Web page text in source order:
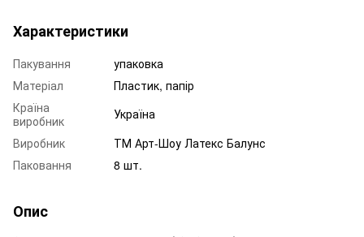
Характеристики
Пакування
упаковка
Матеріал
Пластик, папір
Країна
виробник
Україна
Виробник
ТМ Арт-Шоу Латекс Балунс
Паковання
8 шт.
Опис